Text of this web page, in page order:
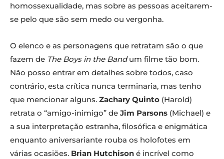
homossexualidade, mas sobre as pessoas aceitarem-
se pelo que são sem medo ou vergonha.
O elenco e as personagens que retratam são o que
fazem de The Boys in the Bandum filme tão bom.
Não posso entrar em detalhes sobre todos, caso
contrário, esta crítica nunca terminaria, mas tenho
que mencionar alguns. Zachary Quinto (Harold)
retrata o “amigo-inimigo” de Jim Parsons (Michael) e
a sua interpretação estranha, filosófica e enigmática
enquanto aniversariante rouba os holofotes em
várias ocasiões. Brian Hutchison é incrível como